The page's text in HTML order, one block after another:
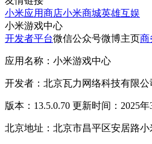
小米应用商店小米商城英雄互娱
小米游戏中心
开发者平台微信公众号微博主页商
应用名称：小米游戏中心
开发者：北京瓦力网络科技有限公
版本：13.5.0.70 更新时间：2025年
北京地址：北京市昌平区安居路小